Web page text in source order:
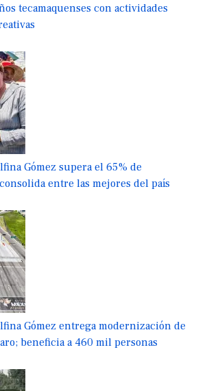
tecamaquenses con actividades
Gómez supera el 65% de
entre las mejores del país
Gómez entrega modernización de
beneficia a 460 mil personas